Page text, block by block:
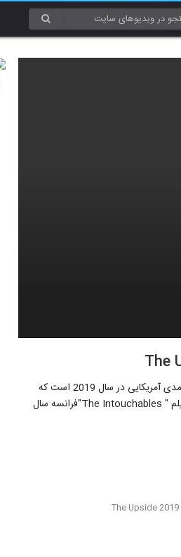
دانلود فیلم The Upside 2017 . دانلود فیلم The Upside 2019 . Upside یک فیلم کمدی آمریکایی در سال 2019 است که
توسط نیل برگر ساخته شده و توسط جان هارتمر نوشته شده است. این یک بازسازی از فیلم " The Intouchables"فرانسه سال